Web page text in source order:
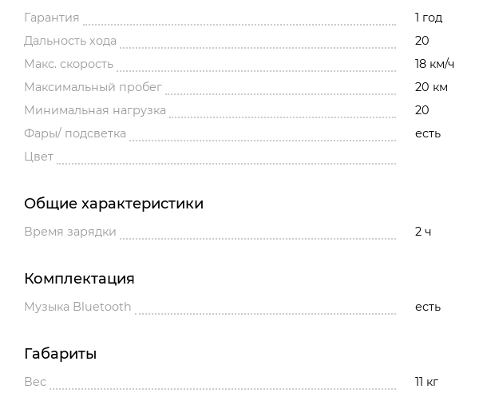
Гарантия
1 год
Дальность хода
20
Макс. скорость
18 км/ч
Максимальный пробег
20 км
Минимальная нагрузка
20
Фары/ подсветка
есть
Цвет
Общие характеристики
Время зарядки 2 ч
Комплектация
Музыка Bluetooth есть
Габариты
Вес
11 кг